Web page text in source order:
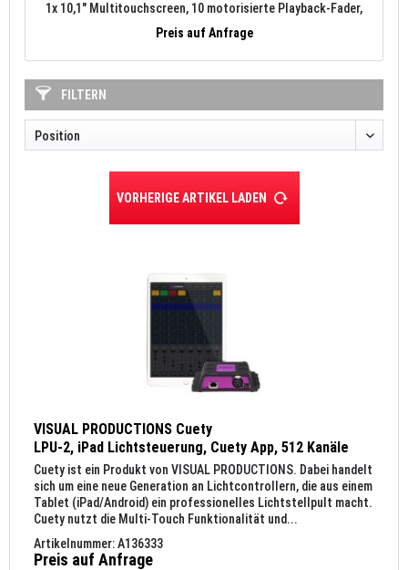
1x 10,1" Multitouchscreen, 10 motorisierte Playback-Fader,
16 Universen, 4x DMX 512
Preis auf Anfrage
FILTERN
VORHERIGE ARTIKEL LADEN
VISUAL PRODUCTIONS Cuety
LPU-2, iPad Lichtsteuerung, Cuety App, 512 Kanäle
DMX, externe Trigger
Cuety ist ein Produkt von VISUAL PRODUCTIONS. Dabei handelt
sich um eine neue Generation an Lichtcontrollern, die aus einem
Tablet (iPad/Android) ein professionelles Lichtstellpult macht.
Cuety nutzt die Multi-Touch Funktionalität und...
Artikelnummer: A136333
Preis auf Anfrage